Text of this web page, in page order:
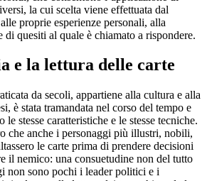
la cui scelta viene effettuata dal
proprie esperienze personali, alla
di quesiti al quale è chiamato a rispondere.
e la lettura delle carte
da secoli, appartiene alla cultura e alla
è stata tramandata nel corso del tempo e
le stesse caratteristiche e le stesse tecniche.
che anche i personaggi più illustri, nobili,
le carte prima di prendere decisioni
il nemico: una consuetudine non del tutto
non sono pochi i leader politici e i